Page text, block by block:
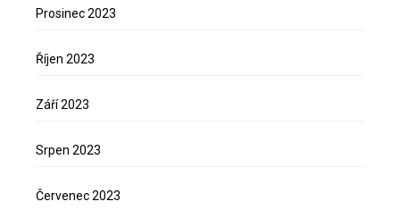
Prosinec 2023
Říjen 2023
Září 2023
Srpen 2023
Červenec 2023